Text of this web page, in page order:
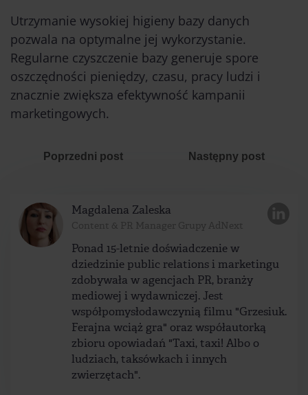
Utrzymanie wysokiej higieny bazy danych
pozwala na optymalne jej wykorzystanie.
Regularne czyszczenie bazy generuje spore
oszczędności pieniędzy, czasu, pracy ludzi i
znacznie zwiększa efektywność kampanii
marketingowych.
Poprzedni post Następny post
Magdalena Zaleska
Ponad 15-letnie doświadczenie w
dziedzinie public relations i marketingu
zdobywała w agencjach PR, branży
mediowej i wydawniczej. Jest
współpomysłodawczynią filmu "Grzesiuk.
Ferajna wciąż gra" oraz współautorką
zbioru opowiadań "Taxi, taxi! Albo o
ludziach, taksówkach i innych
zwierzętach".